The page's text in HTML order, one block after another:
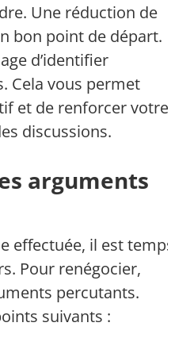
Une réduction de
bon point de départ.
d’identifier
Cela vous permet
et de renforcer votre
discussions.
arguments
effectuée, il est temps
Pour renégocier,
percutants.
suivants :